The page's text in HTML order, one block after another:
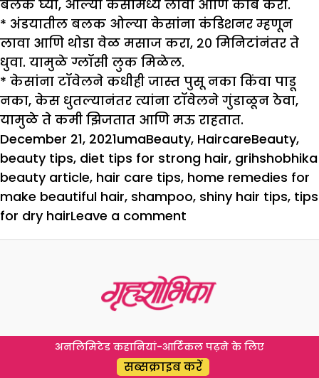
बलक घ्या, ओल्या केसांमध्ये लावा आणि कोब करा.
* अंडयातील बलक ओल्या केसांना कंडिशनर म्हणून
लावा आणि थोडा वेळ मसाज करा, २० मिनिटांनंतर ते
धुवा. यामुळे ग्लॉसी लुक मिळेल.
* केसांना टॉवेलने कधीही जास्त पुसू नका किंवा पाडू
नका, केस धुतल्यानंतर त्यांना टॉवेलने गुंडाळून ठेवा,
यामुळे ते कमी झिजतात आणि मऊ राहतात.
Posted
on
December 21, 2021Author
umaCategories
Beauty, HaircareTags
Beauty,
beauty tips, diet tips for strong hair, grihshobhika
beauty article, hair care tips, home remedies for
make beautiful hair, shampoo, shiny hair tips, tips
for dry hairLeave a comment
बनवण्यासाठी
टीप्स
अनलिमिटेड कहानियां-आर्टिकल पढ़ने के लिए
सब्सक्राइब करें